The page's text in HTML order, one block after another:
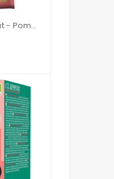
Herbatka Granat - Pomarańcza BIO - LEBENSBAUM 75 g